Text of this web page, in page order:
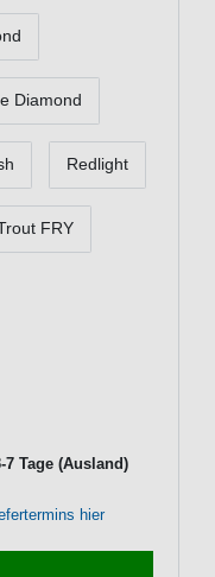
Diamond
Redlight
FRY
7 Tage (Ausland)
hier